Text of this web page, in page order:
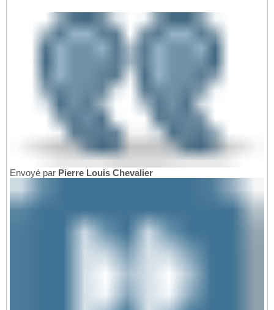
Envoyé par Pierre Louis Chevalier